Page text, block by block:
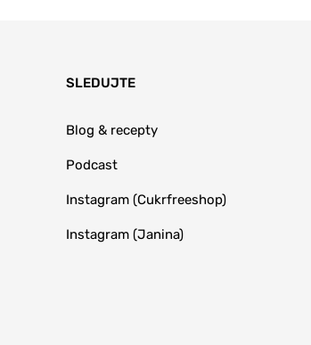
SLEDUJTE
Blog & recepty
Podcast
Instagram (Cukrfreeshop)
Instagram (Janina)